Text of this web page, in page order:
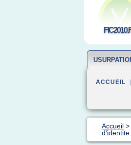
ACCUEIL
Accueil >